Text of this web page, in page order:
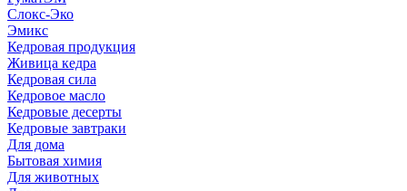
Слокс-Эко
Эмикс
Кедровая продукция
Живица кедра
Кедровая сила
Кедровое масло
Кедровые десерты
Кедровые завтраки
Для дома
Бытовая химия
Для животных